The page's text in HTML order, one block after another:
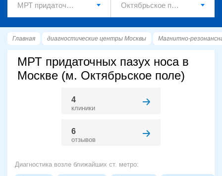
Главная диагностические центры Москвы Магнитно-
МРТ придаточных пазух носа в
Москве (м. Октябрьское поле)
4
клиники
6
отзывов
Диагностика возле ближайших ст. метро: